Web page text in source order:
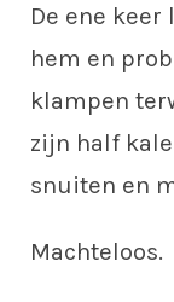
De ene
hem en
klampen
zijn half
snuiten en
Machteloos.